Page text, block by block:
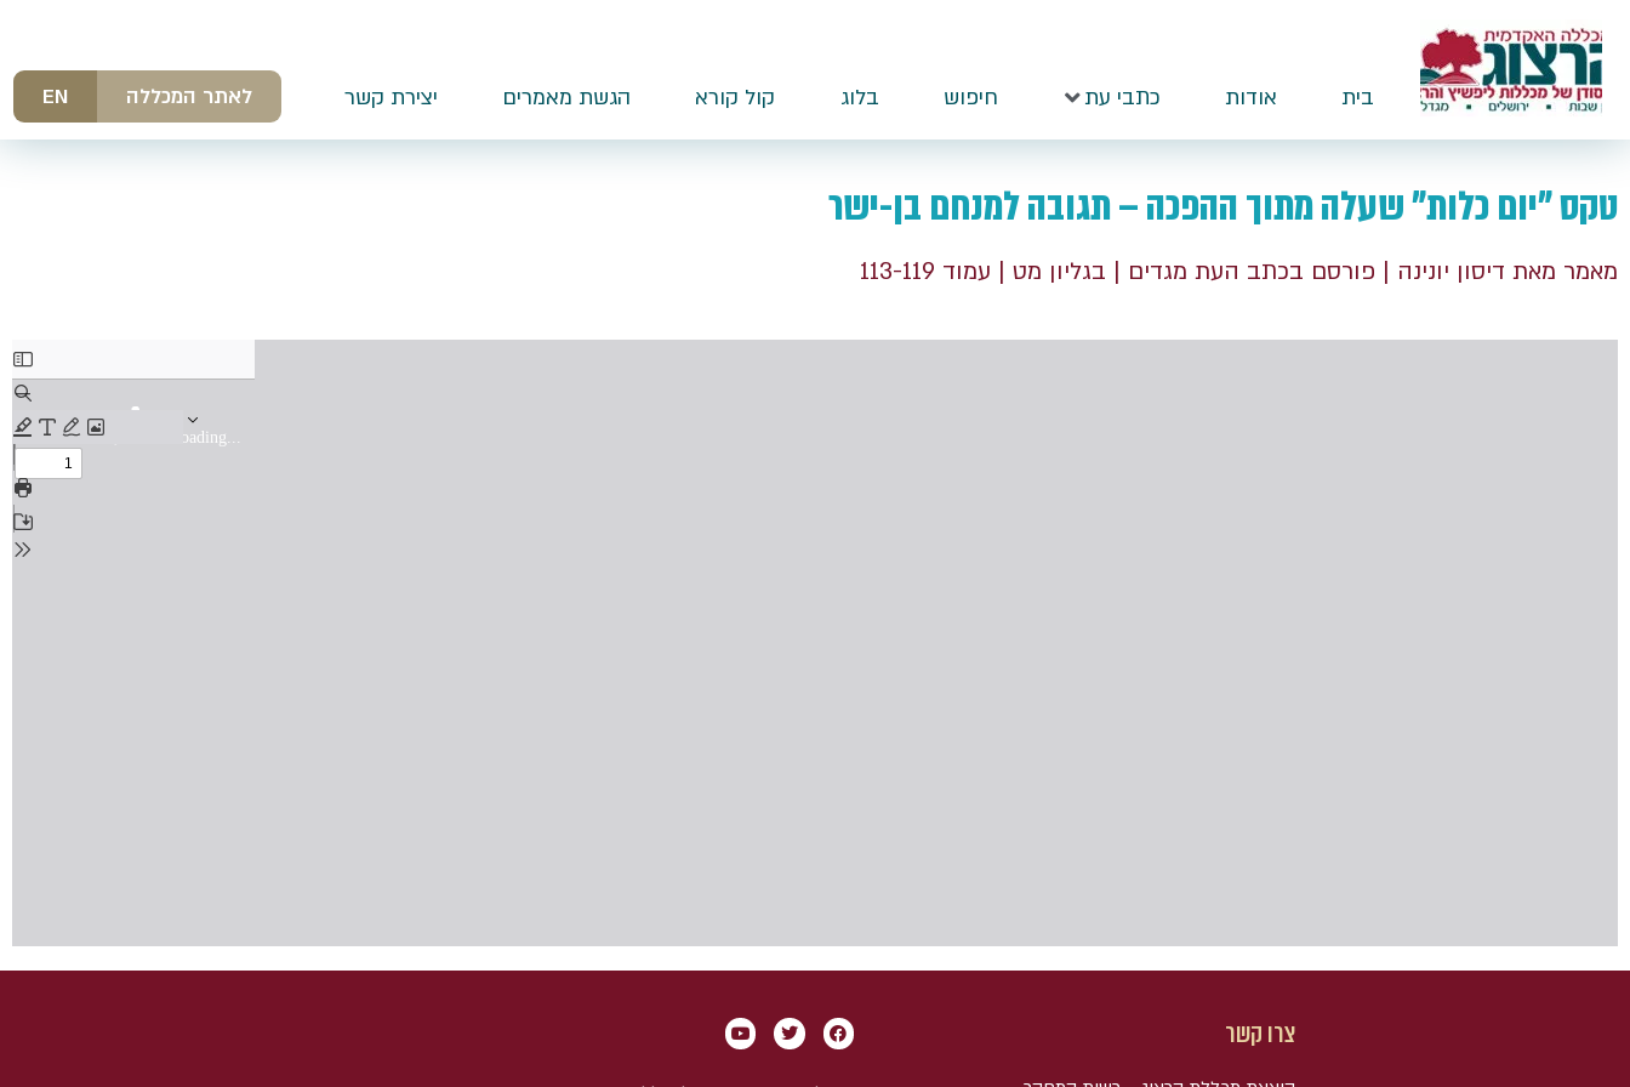
בית אודות כתבי עת חיפוש בלוג קול קורא הגשת מאמרים יצירת קשר לאתר המכללה EN
טקס "יום כלות" שעלה מתוך ההפכה – תגובה למנחם בן-ישר
מאמר מאת דיסון יונינה | פורסם בכתב העת מגדים | בגליון מט | עמוד 113-119
צרו קשר